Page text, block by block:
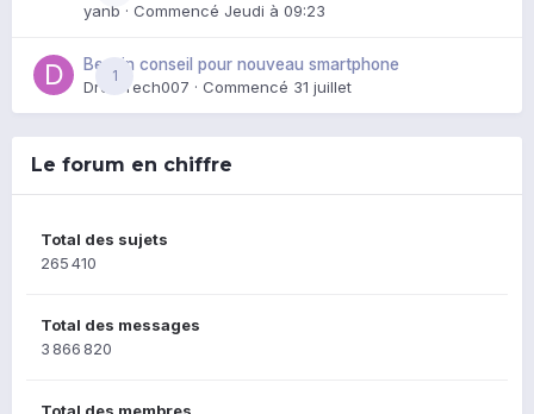
yanb · Commencé Jeudi à 09:23
1
Besoin conseil pour nouveau smartphone
DroidTech007 · Commencé 31 juillet
Le forum en chiffre
Total des sujets
265 410
Total des messages
3 866 820